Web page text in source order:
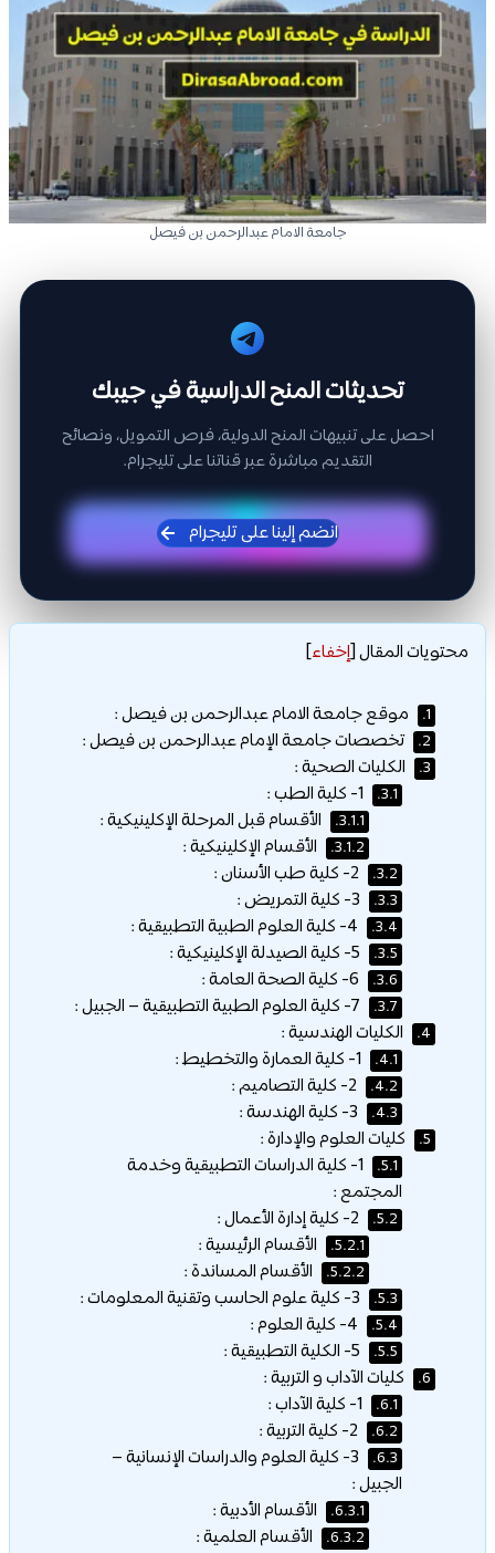
جامعة الامام عبدالرحمن بن فيصل
تحديثات المنح الدراسية في جيبك
احصل على تنبيهات المنح الدولية، فرص التمويل، ونصائح
التقديم مباشرة عبر قناتنا على تليجرام.
انضم إلينا على تليجرام
محتويات المقال[إخفاء]
1. موقع جامعة الامام عبدالرحمن بن فيصل :
2. تخصصات جامعة الإمام عبدالرحمن بن فيصل :
3. الكليات الصحية :
3.1.
3.1.1. الأقسام قبل المرحلة الإكلينيكية :
3.1.2. الأقسام الإكلينيكية :
3.2.
3.3.
3.4.
3.5.
3.6.
3.7.
4. الكليات الهندسية :
4.1.
4.2.
4.3.
5. كليات العلوم والإدارة :
5.1.
1- كلية الدراسات التطبيقية وخدمة
المجتمع :
5.2.
5.2.1. الأقسام الرئيسية :
5.2.2. الأقسام المساندة :
5.3.
5.4.
5.5.
6. كليات الآداب و التربية :
6.1.
6.2.
6.3.
3- كلية العلوم والدراسات الإنسانية –
الجبيل :
6.3.1. الأقسام الأدبية :
6.3.2. الأقسام العلمية :